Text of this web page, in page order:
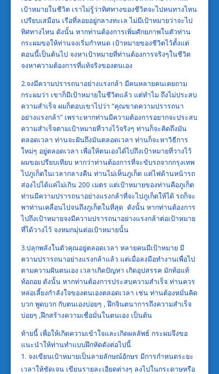
เป้าหมายในชีวิต เราไม่รู้ว่าทิศทางของชีวิตจะไปหนทางไหน
เปรียบเสมือน เรือที่ลอยอยู่กลางทะเล ไม่มีเป้าหมายว่าจะไป
ทิศทางไหน ดังนั้น หากท่านต้องการเพิ่มศักยภาพในตัวท่าน
กระผมขอให้ท่านจงเริ่มกำหนด เป้าหมายของชีวิตไว้ตั้งแต่
ตอนนี้เป็นต้นไป จงหาเป้าหมายที่ท่านต้องการจริงๆในชีวิต
จงหาความต้องการที่แท้จริงของตนเอง
2.จงมีความปรารถนาอย่างแรงกล้า มีคนหลายคนเคยถาม
กระผมว่า เขาก็มีเป้าหมายในชีวิตแล้ว แต่ทำไม ถึงไม่ประสบ
ความสำเร็จ ผมก็ตอบเขาไปว่า “คุณขาดความปรารถนา
อย่างแรงกล้า” เพราะหากท่านมีความต้องการอยากจะประสบ
ความสำเร็จตามเป้าหมายที่วางไว้จริงๆ ท่านก็จะคิดถึงมัน
ตลอดเวลา ท่านจะฝันถึงมันตลอดเวลา ท่านก็จะหาวิธีการ
ใหม่ๆ อยู่ตลอดเวลา เพื่อให้ตนเองได้ไปถึงเป้าหมายที่วางไว้
ผมขอเปรียบเทียบ หากว่าท่านต้องการที่จะขับรถจากกรุงเทพ
ไปภูเก็ตในเวลากลางคืน ท่านไม่เห็นภูเก็ต แต่ไฟด้านหน้ารถ
ส่องไปได้แค่ไม่เกิน 200 เมตร แต่เป้าหมายของท่านคือภูเก็ต
ท่านมีความปรารถนาอย่างแรงกล้าที่จะไปภูเก็ตให้ได้ รถก็จะ
พาท่านเคลื่อนไปจนถึงภูเก็ตในที่สุด ดังนั้น หากท่านต้องการ
ไปถึงเป้าหมายจงมีความปรารถนาอย่างแรงกล้าต่อเป้าหมาย
ที่ได้วางไว้ จงหมกมุ่นต่อเป้าหมายนั้น
3.ปลุกพลังในตัวคุณอยู่ตลอดเวลา หลายคนมีเป้าหมาย มี
ความปรารถนาอย่างแรงกล้าแล้ว แต่เมื่อลงมือทำงานเพื่อไป
ตามความฝันตนเอง เวลาเกิดปัญหา เกิดอุปสรรค มักท้อแท้
ท้อถอย ดังนั้น หากท่านต้องการประสบความสำเร็จ ท่านควร
หล่อเลี้ยงกำลังใจของตนเองตลอดเวลา เช่น ท่านต้องหมั่นคิด
บวก พูดบวก กับตนเองบ่อยๆ , ฝึกจินตนาการถึงความสำเร็จ
บ่อยๆ ,ฝึกสร้างความเชื่อมั่นในตนเอง เป็นต้น
ท้ายนี้ เพื่อให้เกิดความเข้าใจและเกิดผลลัพธ์ กระผมจึงขอ
แนะนำให้ท่านทำแบบฝึกหัดดังต่อไปนี้
จงเขียนเป้าหมายเป็นลายลักษณ์อักษร มีการกำหนดระยะ
เวลาให้ชัดเจน เขียนรายละเอียดต่างๆ ลงไปในกระดาษหรือ